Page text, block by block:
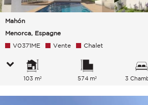
Mahón
Menorca, Espagne
V0371ME Vente Chalet
103 m² 574 m² 3